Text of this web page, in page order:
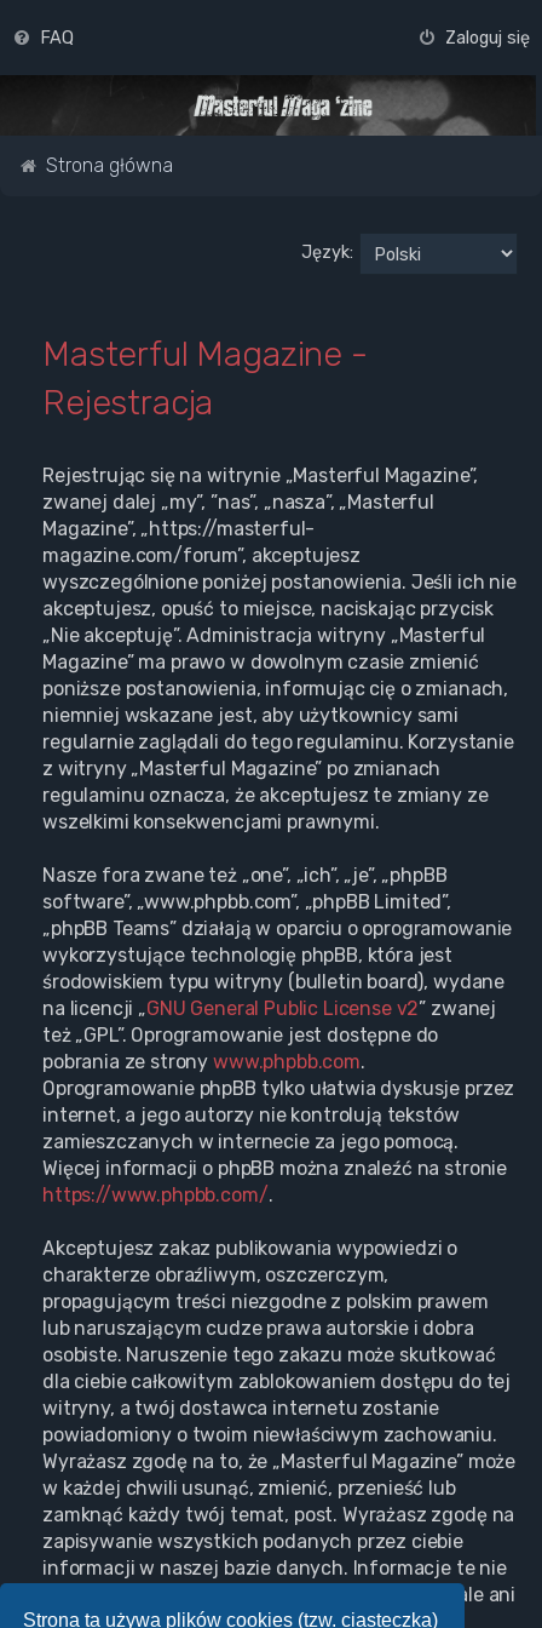
Strona ta używa plików cookies (tzw. ciasteczka)
FAQ Zaloguj się
Strona główna
Język:
Masterful Magazine -
Rejestracja
Rejestrując się na witrynie „Masterful Magazine”,
zwanej dalej „my”, ”nas”, „nasza”, „Masterful
Magazine”, „https://masterful-
magazine.com/forum”, akceptujesz
wyszczególnione poniżej postanowienia. Jeśli ich nie
akceptujesz, opuść to miejsce, naciskając przycisk
„Nie akceptuję”. Administracja witryny „Masterful
Magazine” ma prawo w dowolnym czasie zmienić
poniższe postanowienia, informując cię o zmianach,
niemniej wskazane jest, aby użytkownicy sami
regularnie zaglądali do tego regulaminu. Korzystanie
z witryny „Masterful Magazine” po zmianach
regulaminu oznacza, że akceptujesz te zmiany ze
wszelkimi konsekwencjami prawnymi.
Nasze fora zwane też „one”, „ich”, „je”, „phpBB
software”, „www.phpbb.com”, „phpBB Limited”,
„phpBB Teams” działają w oparciu o oprogramowanie
wykorzystujące technologię phpBB, która jest
środowiskiem typu witryny (bulletin board), wydane
na licencji „GNU General Public License v2” zwanej
też „GPL”. Oprogramowanie jest dostępne do
pobrania ze strony www.phpbb.com.
Oprogramowanie phpBB tylko ułatwia dyskusje przez
internet, a jego autorzy nie kontrolują tekstów
zamieszczanych w internecie za jego pomocą.
Więcej informacji o phpBB można znaleźć na stronie
https://www.phpbb.com/.
Akceptujesz zakaz publikowania wypowiedzi o
charakterze obraźliwym, oszczerczym,
propagującym treści niezgodne z polskim prawem
lub naruszającym cudze prawa autorskie i dobra
osobiste. Naruszenie tego zakazu może skutkować
dla ciebie całkowitym zablokowaniem dostępu do tej
witryny, a twój dostawca internetu zostanie
powiadomiony o twoim niewłaściwym zachowaniu.
Wyrażasz zgodę na to, że „Masterful Magazine” może
w każdej chwili usunąć, zmienić, przenieść lub
zamknąć każdy twój temat, post. Wyrażasz zgodę na
zapisywanie wszystkich podanych przez ciebie
informacji w naszej bazie danych. Informacje te nie
będą przekazywane nikomu bez twojej zgody, ale ani
„Masterful Magazine”, ani phpBB nie ponosi